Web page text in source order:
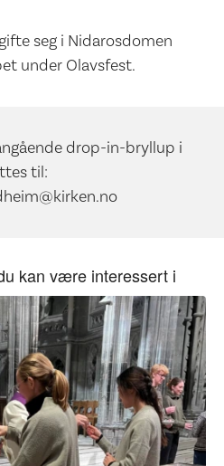
seg i Nidarosdomen
under Olavsfest.
drop-in-bryllup i
til:
kan være interessert i